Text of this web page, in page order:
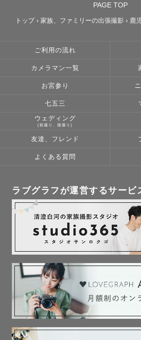
PAGE TOP
トップ› 家族、ファミリーの出張撮影 › 鹿
ご利用の流れ
カメラマン一覧
お宮参り
七五三
ウェディング
(前撮り、後撮り)
友達、フレンド
よくある質問
ラブグラフが運営するサービ